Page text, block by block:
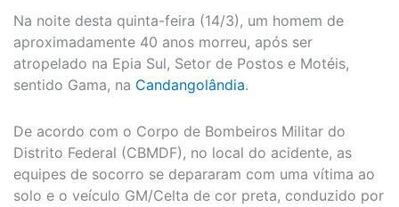
Na noite desta quinta-feira (14/3), um homem de
aproximadamente 40 anos morreu, após ser
atropelado na Epia Sul, Setor de Postos e Motéis,
sentido Gama, na Candangolândia.
De acordo com o Corpo de Bombeiros Militar do
Distrito Federal (CBMDF), no local do acidente, as
equipes de socorro se depararam com uma vítima ao
solo e o veículo GM/Celta de cor preta, conduzido por